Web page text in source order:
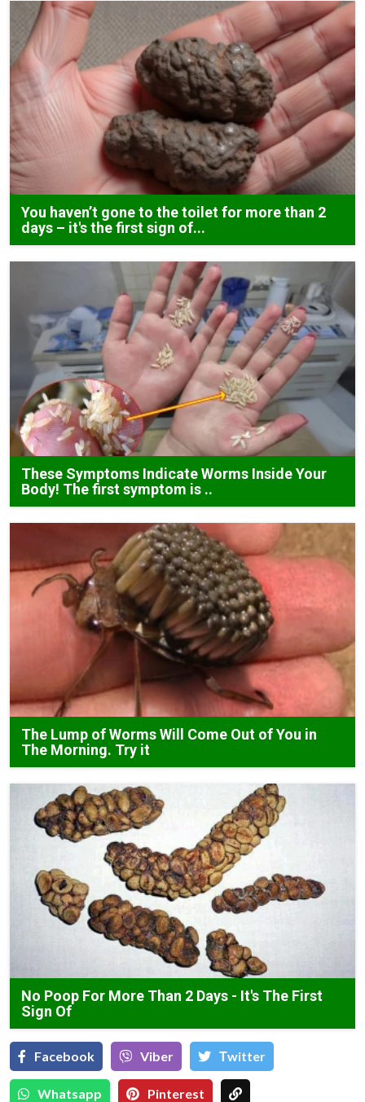
You haven’t gone to the toilet for more than 2
days – it's the first sign of...
These Symptoms Indicate Worms Inside Your
Body! The first symptom is ..
The Lump of Worms Will Come Out of You in
The Morning. Try it
No Poop For More Than 2 Days - It's The First
Sign Of
Facebook Viber Тwitter
Whatsapp Pinterest